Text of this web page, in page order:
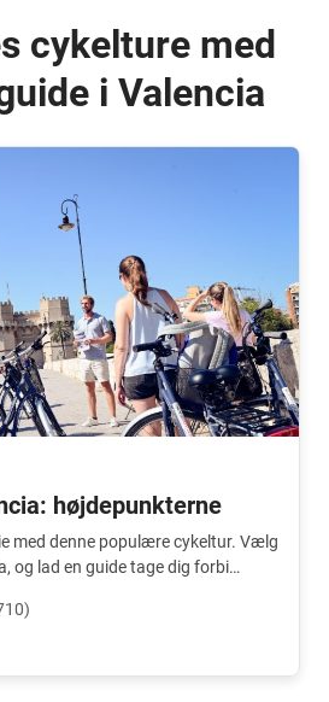
cykelture med
i Valencia
højdepunkterne
med denne populære cykeltur. Vælg
og lad en guide tage dig forbi